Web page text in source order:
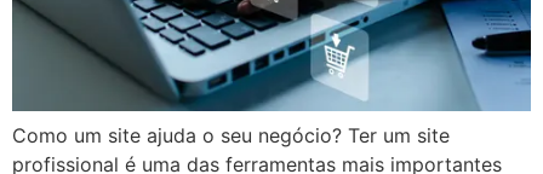
Como um site ajuda o seu negócio? Ter um site
profissional é uma das ferramentas mais importantes